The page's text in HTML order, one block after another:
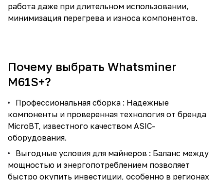
работа даже при длительном использовании,
минимизация перегрева и износа компонентов.
Почему выбрать Whatsminer
M61S+?
Профессиональная сборка : Надежные
компоненты и проверенная технология от бренда
MicroBT, известного качеством ASIC-
оборудования.
Выгодные условия для майнеров : Баланс между
мощностью и энергопотреблением позволяет
быстро окупить инвестиции, особенно в регионах